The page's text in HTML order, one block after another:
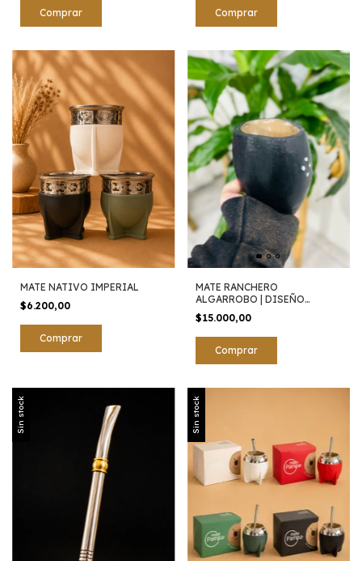
MATE NATIVO IMPERIAL
$6.200,00
MATE RANCHERO
ALGARROBO | DISEÑO
ABSTRACTO
$15.000,00
Sin stock Sin stock